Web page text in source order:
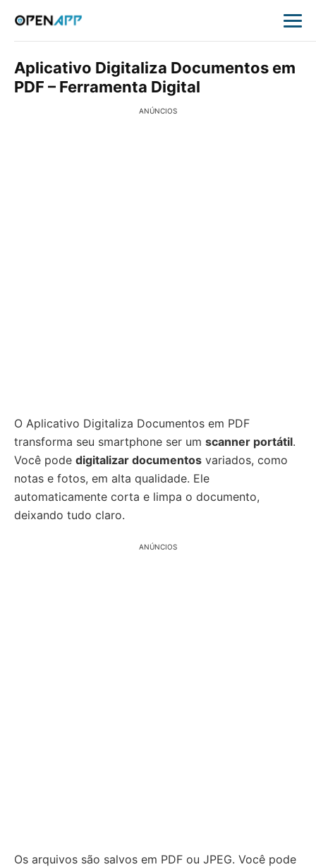
Aplicativo Digitaliza Documentos em
PDF – Ferramenta Digital
ANÚNCIOS
O Aplicativo Digitaliza Documentos em PDF
transforma seu smartphone ser um scanner portátil.
Você pode digitalizar documentos variados, como
notas e fotos, em alta qualidade. Ele
automaticamente corta e limpa o documento,
deixando tudo claro.
ANÚNCIOS
Os arquivos são salvos em PDF ou JPEG. Você pode